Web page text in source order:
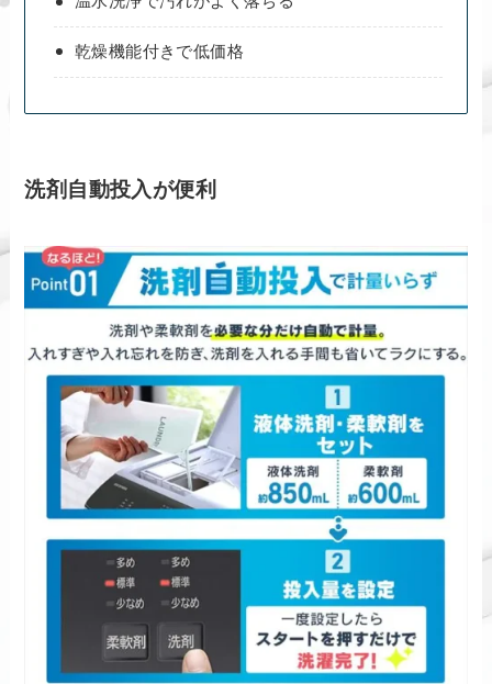
乾燥機能付きで低価格
洗剤自動投入が便利